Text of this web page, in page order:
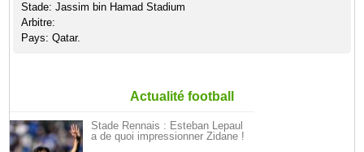
Stade: Jassim bin Hamad Stadium
Arbitre:
Pays: Qatar.
Actualité football
Stade Rennais : Esteban Lepaul
a de quoi impressionner Zidane !